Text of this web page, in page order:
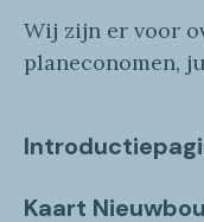
Wij zijn er voor
planeconomen,
Kaart